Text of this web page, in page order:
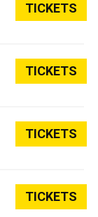
TICKETS
TICKETS
TICKETS
TICKETS